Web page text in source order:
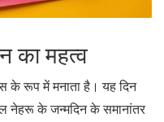
का महत्व
के रूप में मनाता है। यह दिन
नेहरू के जन्मदिन के समानांतर